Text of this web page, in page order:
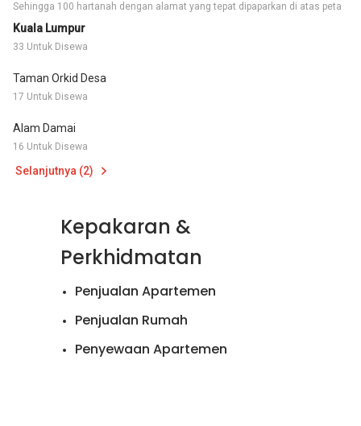
Kuala Lumpur
33 Untuk Disewa
Taman Orkid Desa
17 Untuk Disewa
Alam Damai
16 Untuk Disewa
Selanjutnya (2)
Sehingga 100 hartanah dengan alamat yang tepat dipaparkan di atas peta
Kepakaran &
Perkhidmatan
Penjualan Apartemen
Penjualan Rumah
Penyewaan Apartemen